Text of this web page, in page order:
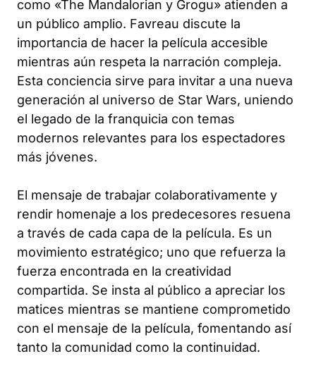
como «The Mandalorian y Grogu» atienden a
un público amplio. Favreau discute la
importancia de hacer la película accesible
mientras aún respeta la narración compleja.
Esta conciencia sirve para invitar a una nueva
generación al universo de Star Wars, uniendo
el legado de la franquicia con temas
modernos relevantes para los espectadores
más jóvenes.
El mensaje de trabajar colaborativamente y
rendir homenaje a los predecesores resuena
a través de cada capa de la película. Es un
movimiento estratégico; uno que refuerza la
fuerza encontrada en la creatividad
compartida. Se insta al público a apreciar los
matices mientras se mantiene comprometido
con el mensaje de la película, fomentando así
tanto la comunidad como la continuidad.